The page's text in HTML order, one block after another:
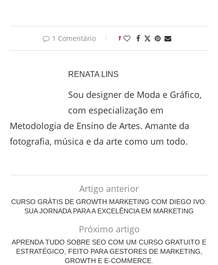
1 Comentário 1
RENATA LINS
Sou designer de Moda e Gráfico,
com especialização em
Metodologia de Ensino de Artes. Amante da
fotografia, música e da arte como um todo.
Artigo anterior
CURSO GRÁTIS DE GROWTH MARKETING COM DIEGO IVO:
SUA JORNADA PARA A EXCELÊNCIA EM MARKETING
Próximo artigo
APRENDA TUDO SOBRE SEO COM UM CURSO GRATUITO E
ESTRATÉGICO, FEITO PARA GESTORES DE MARKETING,
GROWTH E E-COMMERCE.